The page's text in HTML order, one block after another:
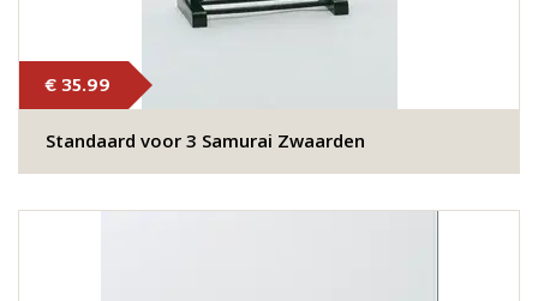
€ 35.99
Standaard voor 3 Samurai Zwaarden